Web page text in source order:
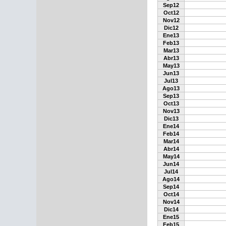
Sep12
Oct12
Nov12
Dic12
Ene13
Feb13
Mar13
Abr13
May13
Jun13
Jul13
Ago13
Sep13
Oct13
Nov13
Dic13
Ene14
Feb14
Mar14
Abr14
May14
Jun14
Jul14
Ago14
Sep14
Oct14
Nov14
Dic14
Ene15
Feb15